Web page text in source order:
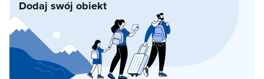
Dodaj swój obiekt